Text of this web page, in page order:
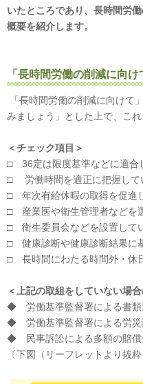
いたところであり、長時間労
概要を紹介します。
「長時間労働の削減に向
「長時間労働の削減に向け
みましょう」とした上で、こ
＜チェック項目＞
□ 36定は限度基準などに適合
□ 労働時間を適正に把握して
□ 年次有給休暇の取得を促進
□ 産業医や衛生管理者などを
□ 衛生委員会などを設置して
□ 健康診断や健康診断結果に
□ 長時間にわたる時間外・休
＜上記の取組をしていない場
◆ 労働基準監督署による書類
◆ 労働基準監督署による労災
◆ 民事訴訟による多額の賠償
〔下図（リーフレットより抜粋